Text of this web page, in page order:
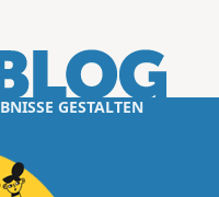
GESTALTEN